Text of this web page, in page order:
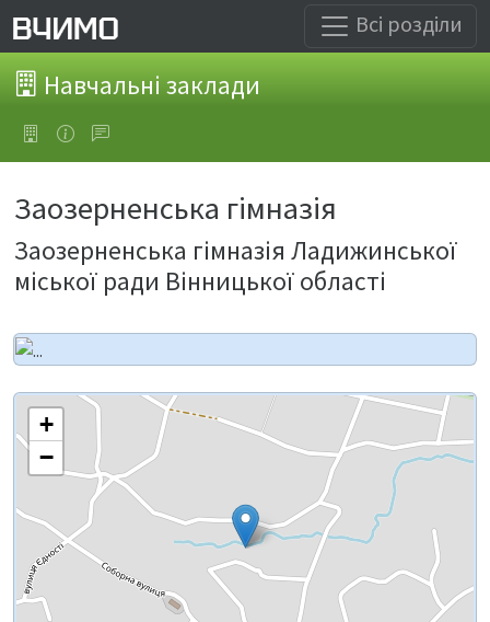
Всі розділи
Навчальні заклади
Заозерненська гімназія
Заозерненська гімназія Ладижинської
міської ради Вінницької області
+
−